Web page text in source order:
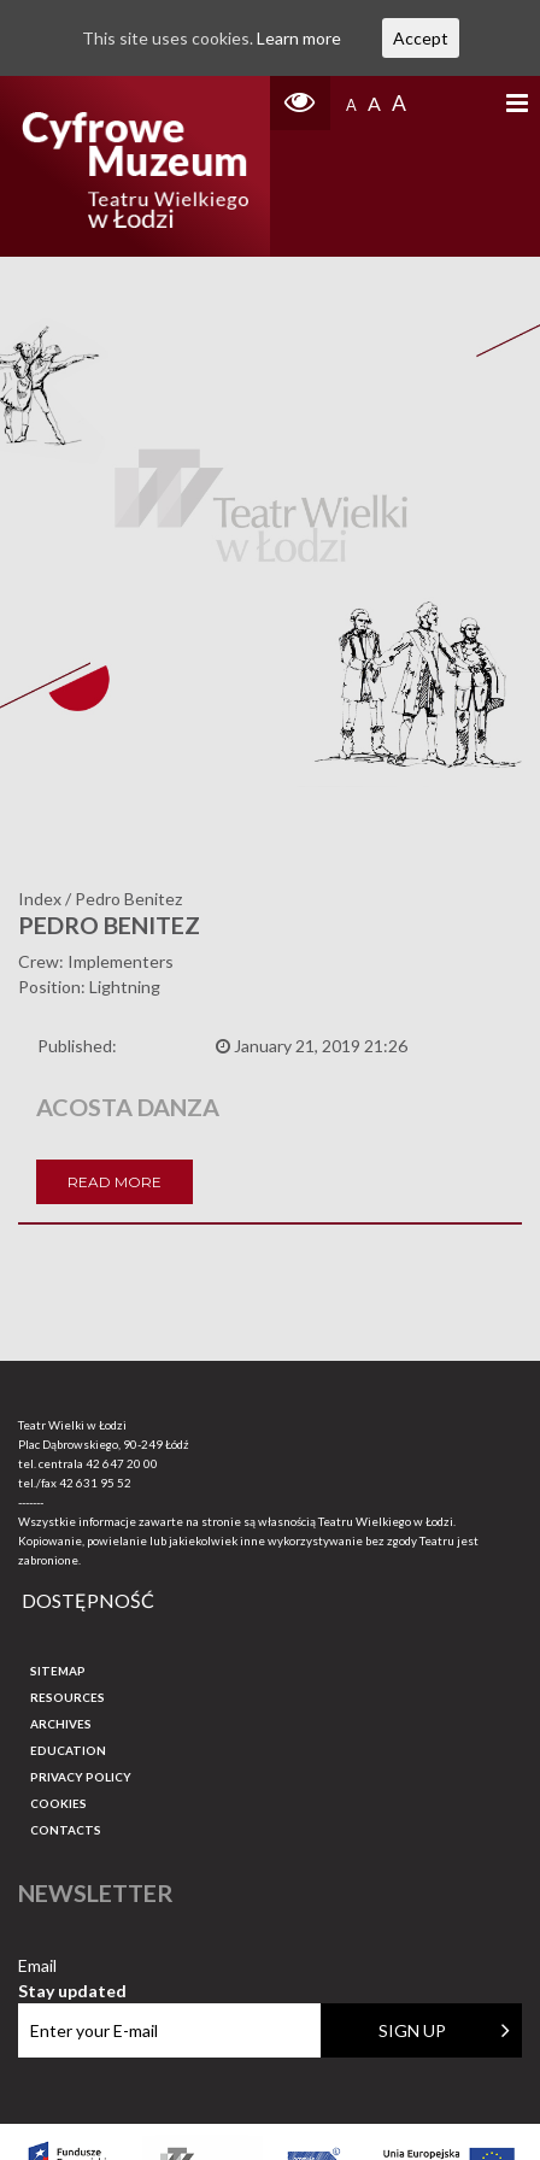
A A A
Index/ Pedro Benitez
PEDRO BENITEZ
Crew: Implementers
Position: Lightning
Published: January 21, 2019 21:26
ACOSTA DANZA
READ MORE
Teatr Wielki w Łodzi
Plac Dąbrowskiego, 90-249 Łódź
tel. centrala 42 647 20 00
tel./fax42 631 95 52
-------
Wszystkie informacje zawarte na stronie są własnością Teatru Wielkiego w Łodzi.
Kopiowanie, powielanie lub jakiekolwiek inne wykorzystywanie bez zgody Teatru jest
zabronione.
DOSTĘPNOŚĆ
SITEMAP
RESOURCES
ARCHIVES
EDUCATION
PRIVACY POLICY
COOKIES
CONTACTS
NEWSLETTER
Email
Stay updated
This site uses cookies. Learn more Accept